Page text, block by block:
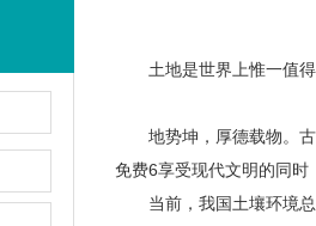
土地是世界上惟一值得劳作
地势坤，厚德载物
免费6享受现代文明的同时
当前，我国土壤环境总